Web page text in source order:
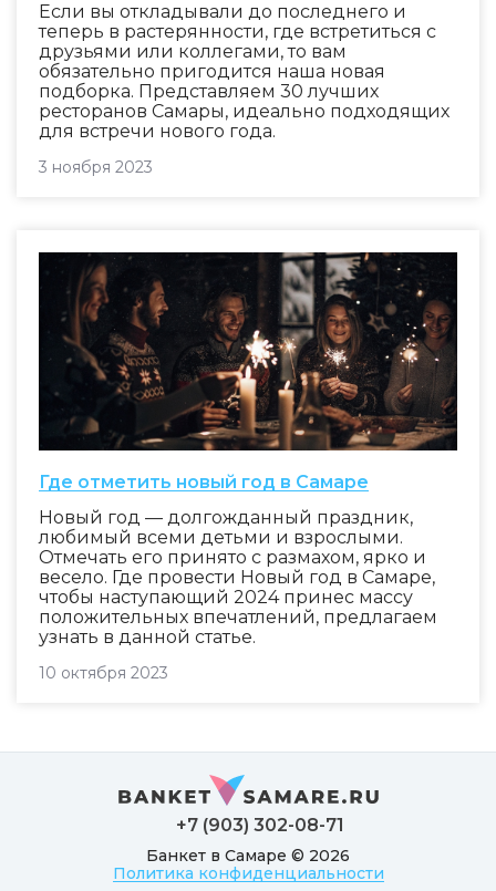
Если вы откладывали до последнего и
теперь в растерянности, где встретиться с
друзьями или коллегами, то вам
обязательно пригодится наша новая
подборка. Представляем 30 лучших
ресторанов Самары, идеально подходящих
для встречи нового года.
3 ноября 2023
Где отметить новый год в Самаре
Новый год — долгожданный праздник,
любимый всеми детьми и взрослыми.
Отмечать его принято с размахом, ярко и
весело. Где провести Новый год в Самаре,
чтобы наступающий 2024 принес массу
положительных впечатлений, предлагаем
узнать в данной статье.
10 октября 2023
Банкет в Самаре © 2026
Политика конфиденциальности
+7 (903) 302-08-71